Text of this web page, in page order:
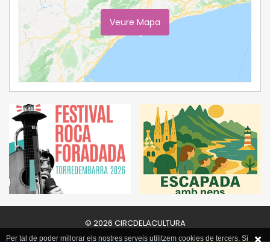
Veure Mapa
© 2026 CIRCDELACULTURA
Per tal de poder millorar els nostres serveis utilitzem cookies de tercers. Si